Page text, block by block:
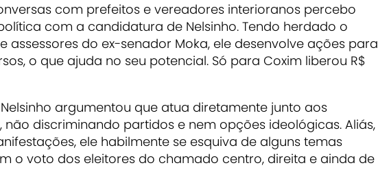
com prefeitos e vereadores interioranos percebo
com a candidatura de Nelsinho. Tendo herdado o
assessores do ex-senador Moka, ele desenvolve ações para
o que ajuda no seu potencial. Só para Coxim liberou R$
argumentou que atua diretamente junto aos
não discriminando partidos e nem opções ideológicas. Aliás,
ele habilmente se esquiva de alguns temas
o voto dos eleitores do chamado centro, direita e ainda de